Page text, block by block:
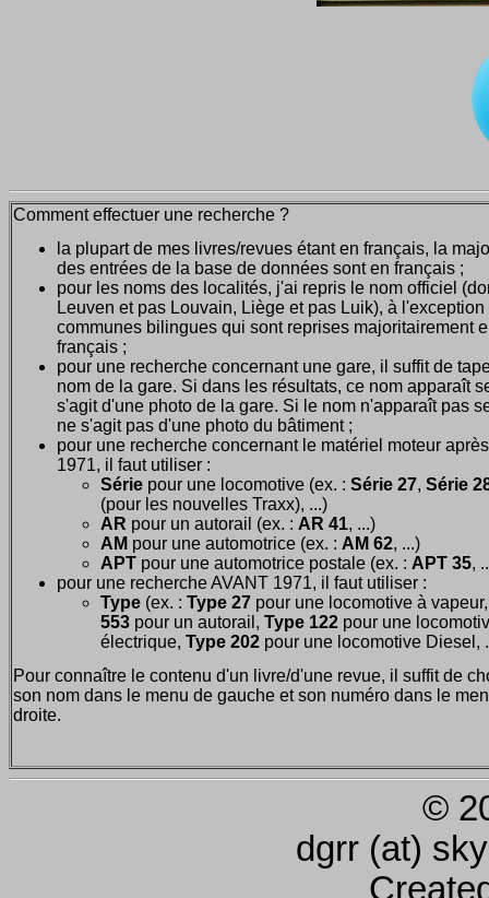
Comment effectuer une recherche ?
la plupart de mes livres/revues étant en français, la
des entrées de la base de données sont en français ;
pour les noms des localités, j'ai repris le nom officiel
Leuven et pas Louvain, Liège et pas Luik), à l'exception
communes bilingues qui sont reprises majoritairement
français ;
pour une recherche concernant une gare, il suffit de
nom de la gare. Si dans les résultats, ce nom apparaît
s'agit d'une photo de la gare. Si le nom n'apparaît pas
ne s'agit pas d'une photo du bâtiment ;
pour une recherche concernant le matériel moteur après
1971, il faut utiliser :
Série pour une locomotive (ex. : Série 27, Série
(pour les nouvelles Traxx), ...)
AR pour un autorail (ex. : AR 41, ...)
AM pour une automotrice (ex. : AM 62, ...)
APT pour une automotrice postale (ex. : APT 35,
pour une recherche AVANT 1971, il faut utiliser :
Type (ex. : Type 27 pour une locomotive à
553 pour un autorail, Type 122 pour une
électrique, Type 202 pour une locomotive Diesel,
Pour connaître le contenu d'un livre/d'une revue, il suffit de
son nom dans le menu de gauche et son numéro dans le
droite.
©
dgrr (at)